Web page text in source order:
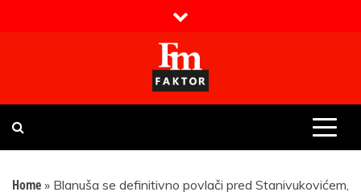
Faktor magazin
Uvijek presudan
Home » Blanuša se definitivno povlači pred Stanivukovićem,